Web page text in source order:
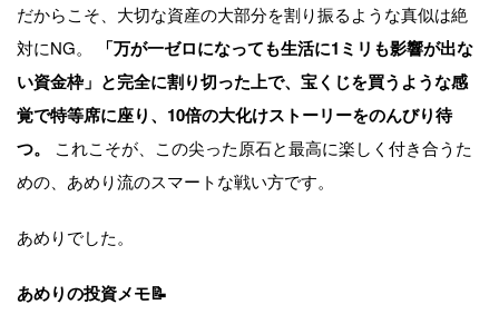
だからこそ、大切な資産の大部分を割り振るような真似は絶
対にNG。
「万が一ゼロになっても生活に1ミリも影響が出な
い資金枠」と完全に割り切った上で、宝くじを買うような感
覚で特等席に座り、10倍の大化けストーリーをのんびり待
つ。
これこそが、この尖った原石と最高に楽しく付き合うた
めの、あめり流のスマートな戦い方です。
あめりでした。
あめりの投資メモ📝